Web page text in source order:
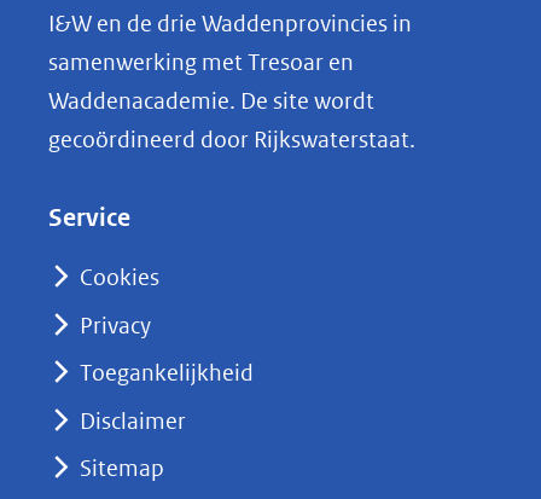
k
e
nieuw
naar
I&W en de drie Waddenprovincies in
samenwerking met Tresoar en
Waddenacademie. De site wordt
gecoördineerd door Rijkswaterstaat.
Service
Cookies
Privacy
Toegankelijkheid
Disclaimer
Sitemap